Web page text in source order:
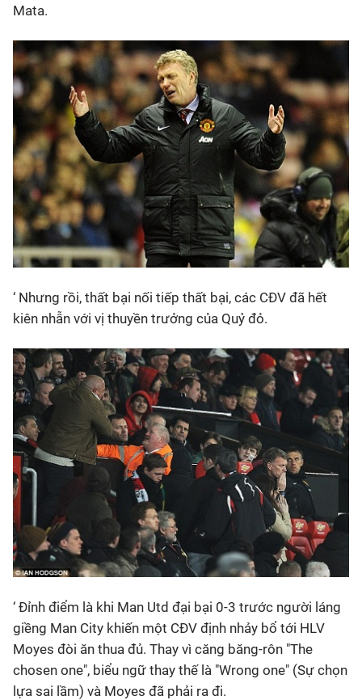
Mata.
‘ Nhưng rồi, thất bại nối tiếp thất bại, các CĐV đã hết
kiên nhẫn với vị thuyền trưởng của Quỷ đỏ.
‘ Đỉnh điểm là khi Man Utd đại bại 0-3 trước người láng
giềng Man City khiến một CĐV định nhảy bổ tới HLV
Moyes đòi ăn thua đủ. Thay vì căng băng-rôn "The
chosen one", biểu ngữ thay thế là "Wrong one" (Sự chọn
lựa sai lầm) và Moyes đã phải ra đi.